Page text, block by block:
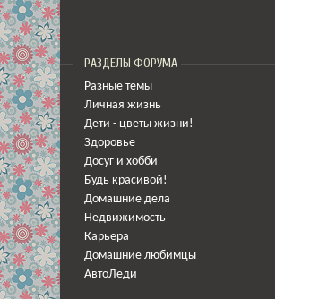
РАЗДЕЛЫ ФОРУМА
Разные темы
Личная жизнь
Дети - цветы жизни!
Здоровье
Досуг и хобби
Будь красивой!
Домашние дела
Недвижимость
Карьера
Домашние любимцы
АвтоЛеди